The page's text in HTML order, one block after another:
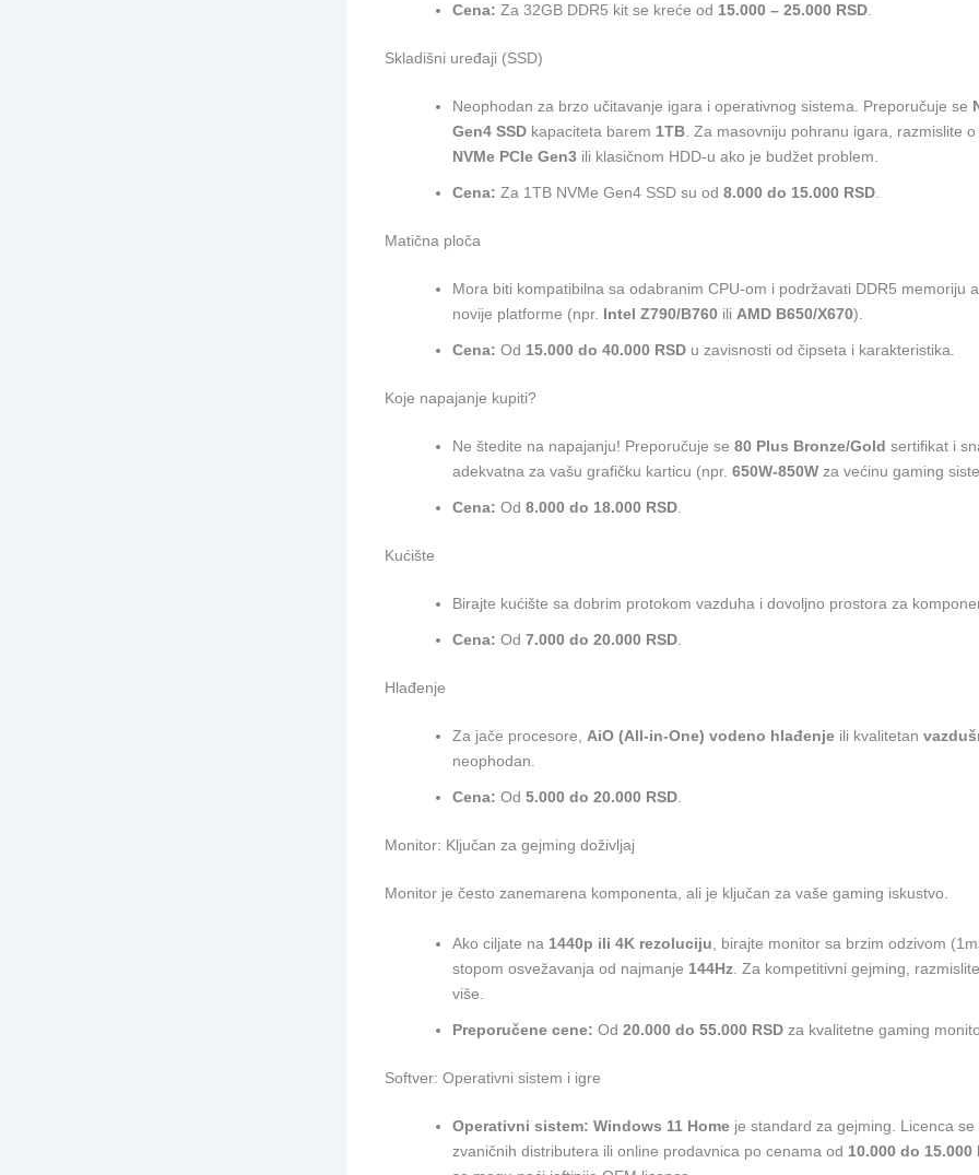
Cena: Za 32GB DDR5 kit se kreće od 15.000 – 25.000 RSD.
Skladišni uređaji (SSD)
Neophodan za brzo učitavanje igara i operativnog sistema. Preporučuje se
Gen4 SSD kapaciteta barem 1TB. Za masovniju pohranu igara, razmislite
NVMe PCIe Gen3 ili klasičnom HDD-u ako je budžet problem.
Cena: Za 1TB NVMe Gen4 SSD su od 8.000 do 15.000 RSD.
Matična ploča
Mora biti kompatibilna sa odabranim CPU-om i podržavati DDR5 memoriju
novije platforme (npr. Intel Z790/B760 ili AMD B650/X670).
Cena: Od 15.000 do 40.000 RSD u zavisnosti od čipseta i karakteristika.
Koje napajanje kupiti?
Ne štedite na napajanju! Preporučuje se 80 Plus Bronze/Gold sertifikat i
adekvatna za vašu grafičku karticu (npr. 650W-850W za većinu gaming
Cena: Od 8.000 do 18.000 RSD.
Kućište
Birajte kućište sa dobrim protokom vazduha i dovoljno prostora za
Cena: Od 7.000 do 20.000 RSD.
Hlađenje
Za jače procesore, AiO (All-in-One) vodeno hlađenje ili kvalitetan
neophodan.
Cena: Od 5.000 do 20.000 RSD.
Monitor: Ključan za gejming doživljaj
Monitor je često zanemarena komponenta, ali je ključan za vaše gaming iskustvo.
Ako ciljate na 1440p ili 4K rezoluciju , birajte monitor sa brzim odzivom
stopom osvežavanja od najmanje 144Hz . Za kompetitivni gejming,
više.
Preporučene cene: Od 20.000 do 55.000 RSD za kvalitetne gaming
Softver: Operativni sistem i igre
Operativni sistem: Windows 11 Home je standard za gejming. Licenca
zvaničnih distributera ili online prodavnica po cenama od 10.000 do 15.000